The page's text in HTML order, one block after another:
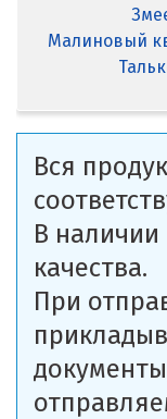
Малиновый
Вся
В наличии
качества.
При